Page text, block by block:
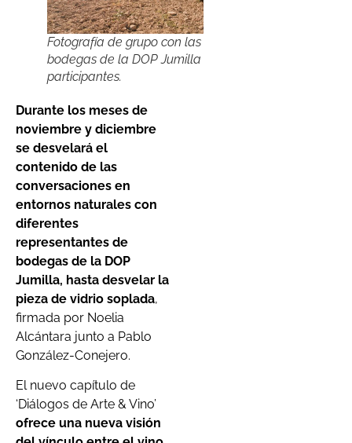
Fotografía de grupo con las
bodegas de la DOP Jumilla
participantes.
Durante los meses de
noviembre y diciembre
se desvelará el
contenido de las
conversaciones en
entornos naturales con
diferentes
representantes de
bodegas de la DOP
Jumilla, hasta desvelar la
pieza de vidrio soplada,
firmada por Noelia
Alcántara junto a Pablo
González-Conejero.
El nuevo capítulo de
‘Diálogos de Arte & Vino’
ofrece una nueva visión